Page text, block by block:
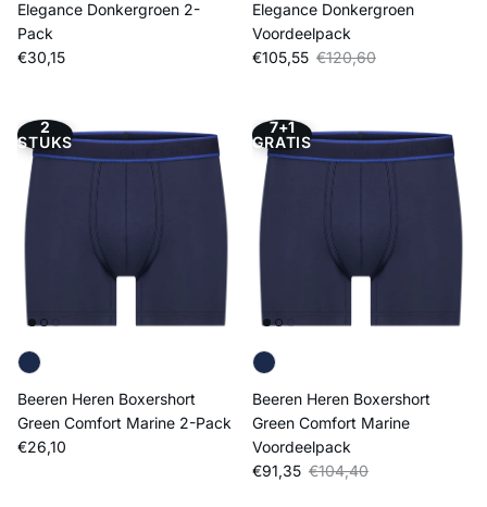
Elegance Donkergroen 2-
Pack
Reguliere prijs
€30,15
Elegance Donkergroen
Voordeelpack
Verkoopprijs
€105,55 Reguliere prijs
€120,60
2
STUKS
Beeren Heren Boxershort
Green Comfort Marine 2-Pack
Reguliere prijs
€26,10
7+1
GRATIS
Beeren Heren Boxershort
Green Comfort Marine
Voordeelpack
Verkoopprijs
€91,35 Reguliere prijs
€104,40